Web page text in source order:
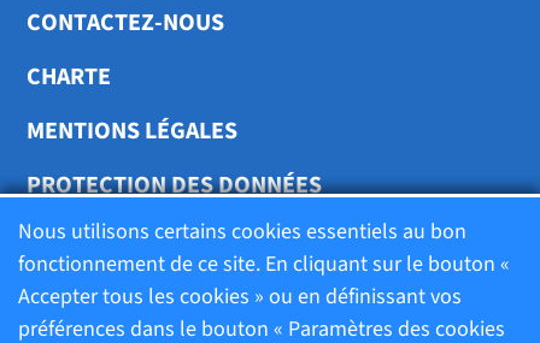
CONTACTEZ-NOUS
CHARTE
MENTIONS LÉGALES
PROTECTION DES DONNÉES
TRANSPARENCE
Charte
Nous utilisons certains cookies essentiels au bon
fonctionnement de ce site. En cliquant sur le bouton «
Accepter tous les cookies » ou en définissant vos
préférences dans le bouton « Paramètres des cookies